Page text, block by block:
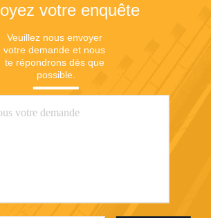
votre enquête
Veuillez nous envoyer
votre demande et nous
te répondrons dès que
possible.